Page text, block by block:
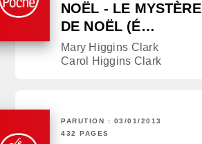
NOËL - LE MYSTÈRE
DE NOËL (É…
Mary Higgins Clark
Carol Higgins Clark
PARUTION : 03/01/2013
432 PAGES